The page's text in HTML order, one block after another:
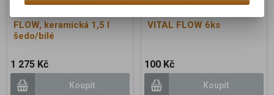
FLOW, keramická 1,5 l
šedo/bílé
1 275 Kč
Koupit
VITAL FLOW 6ks
100 Kč
Koupit